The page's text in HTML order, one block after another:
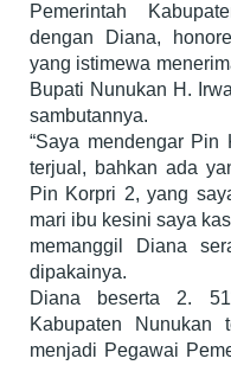
Pemerintah
dengan Diana,
yang istimewa
Bupati Nunukan H.
sambutannya.
“Saya mendengar
terjual, bahkan ada
Pin Korpri 2, yang
mari ibu kesini saya
memanggil Diana
dipakainya.
Diana beserta 2.
Kabupaten Nunukan
menjadi Pegawai